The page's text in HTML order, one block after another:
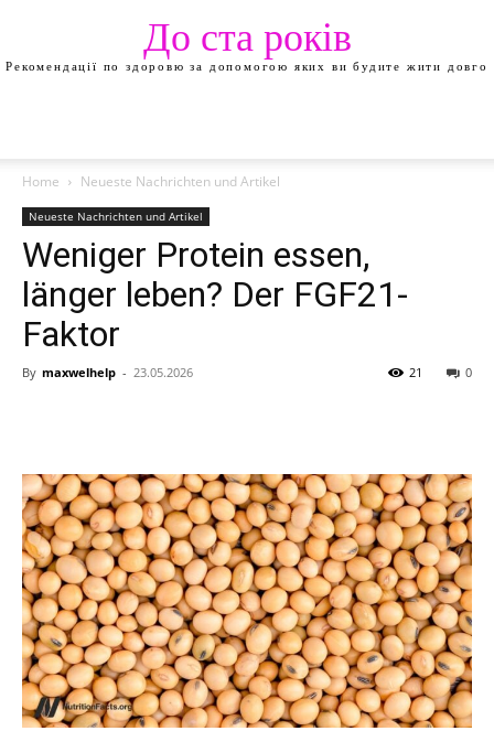
До ста років
Рекомендації по здоровю за допомогою яких ви будите жити довго
Home Neueste Nachrichten und Artikel
Neueste Nachrichten und Artikel
Weniger Protein essen,
länger leben? Der FGF21-
Faktor
By maxwelhelp - 23.05.2026 0
21